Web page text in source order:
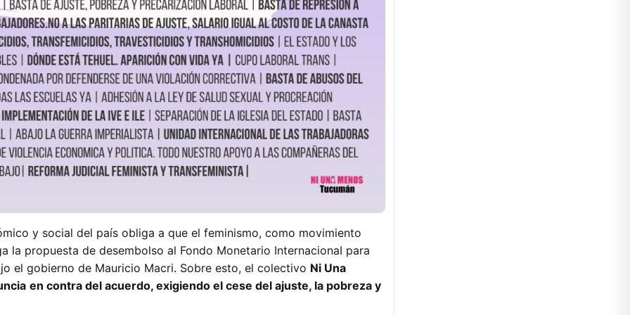
y social del país obliga a que el feminismo, como movimiento
la propuesta de desembolso al Fondo Monetario InternacionaI para
el gobierno de Mauricio Macri. Sobre esto, el colectivo Ni Una
en contra del acuerdo, exigiendo el cese del ajuste, la pobreza y